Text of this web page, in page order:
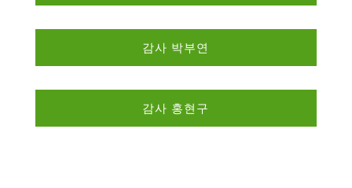
감사 박부연
감사 홍현구